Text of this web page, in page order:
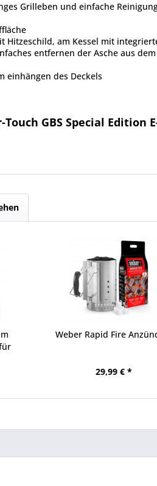
Grilleben und einfache
Hitzeschild, am Kessel mit
entfernen der Asche aus
einhängen des Deckels
GBS Special Edition
Weber Rapid Fire
29,99 € *